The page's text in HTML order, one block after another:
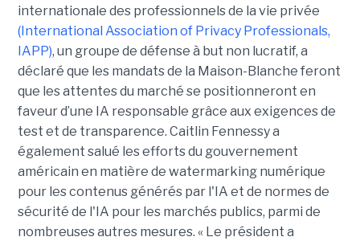
internationale des professionnels de la vie privée
(International Association of Privacy Professionals,
IAPP), un groupe de défense à but non lucratif, a
déclaré que les mandats de la Maison-Blanche feront
que les attentes du marché se positionneront en
faveur d’une IA responsable grâce aux exigences de
test et de transparence. Caitlin Fennessy a
également salué les efforts du gouvernement
américain en matière de watermarking numérique
pour les contenus générés par l'IA et de normes de
sécurité de l'IA pour les marchés publics, parmi de
nombreuses autres mesures. « Le président a